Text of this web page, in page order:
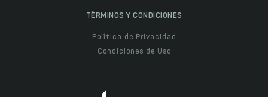
TÉRMINOS Y CONDICIONES
Política de Privacidad
Condiciones de Uso